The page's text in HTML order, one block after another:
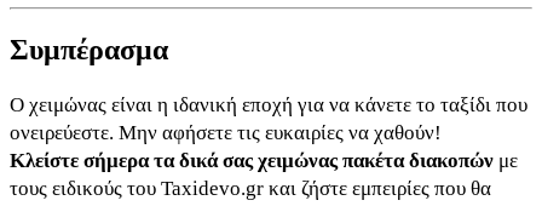
Συμπέρασμα
Ο χειμώνας είναι η ιδανική εποχή για να κάνετε το ταξίδι που
ονειρεύεστε. Μην αφήσετε τις ευκαιρίες να χαθούν!
Κλείστε σήμερα τα δικά σας χειμώνας πακέτα διακοπών με
τους ειδικούς του Taxidevo.gr και ζήστε εμπειρίες που θα